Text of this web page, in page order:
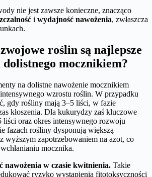
nie jest zawsze konieczne, znacząco
i wydajność nawożenia, zwłaszcza
roślin są najlepsze
dolistnego mocznikiem?
na dolistne nawożenie mocznikiem
wzrostu roślin. W przypadku
gdy rośliny mają 3–5 liści, w fazie
kłoszenia. Dla kukurydzy zaś kluczowe
liści oraz okres intensywnego rozwoju
fazach rośliny dysponują większą
wyższym zapotrzebowaniem na azot, co
mocznika.
nawożenia w czasie kwitnienia. Takie
ryzyko wystąpienia fitotoksyczności